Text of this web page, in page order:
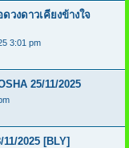
วงดาวเคียงข้างใจ
3:01 pm
25/11/2025
2025 [BLY]